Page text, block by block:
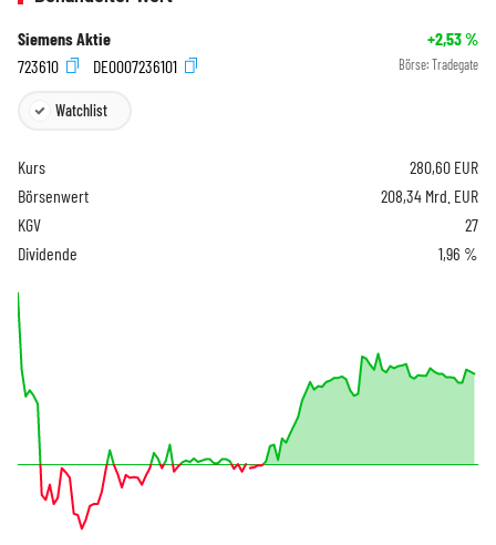
Siemens Aktie +2,53%
723610
DE0007236101 Börse: Tradegate
Watchlist
Kurs 280,60 EUR
Börsenwert
208,34 Mrd. EUR
KGV
27
Dividende
1,96 %